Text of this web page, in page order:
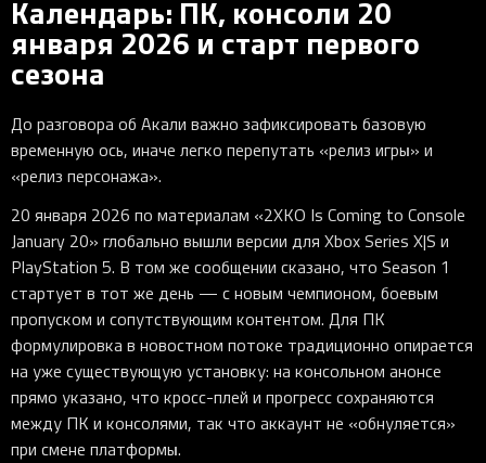
Календарь: ПК, консоли 20
января 2026 и старт первого
сезона
До разговора об Акали важно зафиксировать базовую
временную ось, иначе легко перепутать «релиз игры» и
«релиз персонажа».
20 января 2026 по материалам «2XKO Is Coming to Console
January 20» глобально вышли версии для Xbox Series X|S и
PlayStation 5. В том же сообщении сказано, что Season 1
стартует в тот же день — с новым чемпионом, боевым
пропуском и сопутствующим контентом. Для ПК
формулировка в новостном потоке традиционно опирается
на уже существующую установку: на консольном анонсе
прямо указано, что кросс-плей и прогресс сохраняются
между ПК и консолями, так что аккаунт не «обнуляется»
при смене платформы.